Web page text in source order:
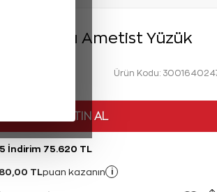
Pırlanta Ametist Yüzük
Ürün Kodu:
HEMEN SATIN AL
İndirim 75.620 TL
TL puan kazanın i